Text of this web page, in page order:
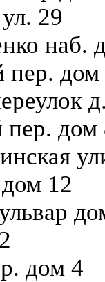
29
наб.
пер. дом
пер. дом
12
дом 4